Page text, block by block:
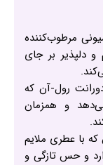
مرطوب‌کننده
و دلپذیر بر جای
رول-آن که
و همزمان
با عطری ملایم
و حس تازگی و